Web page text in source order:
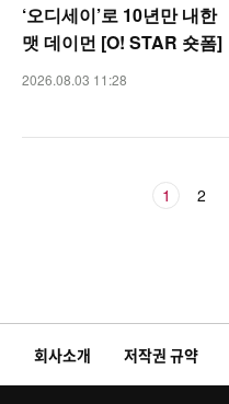
‘오디세이’로 10년만 내한
맷 데이먼 [O! STAR 숏폼]
2026.08.03 11:28
1 2
회사소개 저작권 규약